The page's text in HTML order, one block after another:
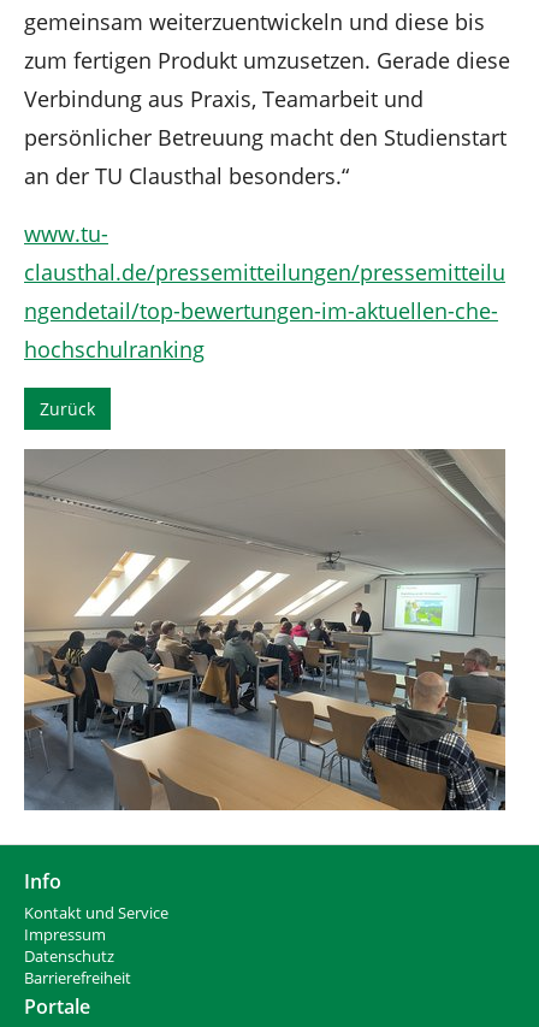
gemeinsam weiterzuentwickeln und diese bis
zum fertigen Produkt umzusetzen. Gerade diese
Verbindung aus Praxis, Teamarbeit und
persönlicher Betreuung macht den Studienstart
an der TU Clausthal besonders.“
www.tu-
clausthal.de/pressemitteilungen/pressemitteilu
ngendetail/top-bewertungen-im-aktuellen-che-
hochschulranking
Zurück
Info
Kontakt und Service
Impressum
Datenschutz
Barrierefreiheit
Portale